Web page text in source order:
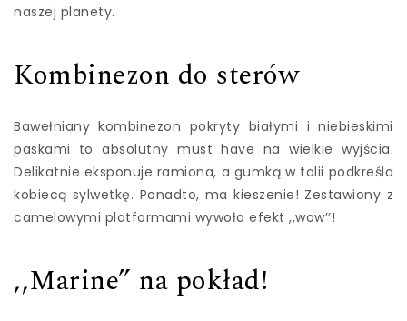
naszej planety.
Kombinezon do sterów
Bawełniany kombinezon pokryty białymi i niebieskimi
paskami to absolutny must have na wielkie wyjścia.
Delikatnie eksponuje ramiona, a gumką w talii podkreśla
kobiecą sylwetkę. Ponadto, ma kieszenie! Zestawiony z
camelowymi platformami wywoła efekt ,,wow’’!
,,Marine” na pokład!